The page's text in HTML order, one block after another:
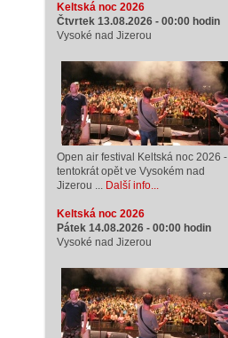
Keltská noc 2026
Čtvrtek 13.08.2026 - 00:00 hodin
Vysoké nad Jizerou
Open air festival Keltská noc 2026 -
tentokrát opět ve Vysokém nad
Jizerou ... Další info...
Keltská noc 2026
Pátek 14.08.2026 - 00:00 hodin
Vysoké nad Jizerou